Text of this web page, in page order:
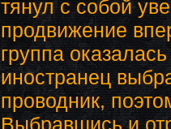
тянул с собой
продвижение
группа
иностранец
проводник,
Выбравшись и